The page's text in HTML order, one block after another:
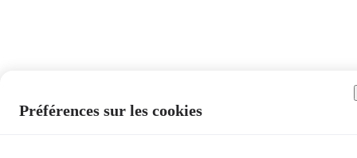
Préférences sur les cookies